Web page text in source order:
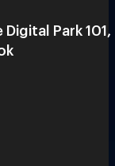
Park 101,